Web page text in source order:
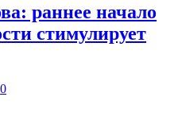
раннее начало
стимулирует
0